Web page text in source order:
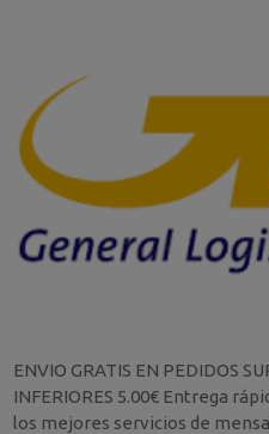
ENVIO GRATIS EN PEDIDOS
INFERIORES 5.00€ Entrega
los mejores servicios de